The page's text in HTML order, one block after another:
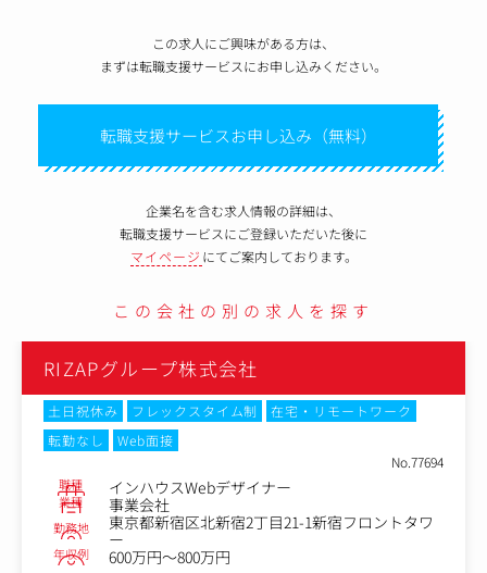
この求人にご興味がある方は、
まずは転職支援サービスにお申し込みください。
転職支援サービスお申し込み（無料）
企業名を含む求人情報の詳細は、
転職支援サービスにご登録いただいた後に
マイページ にてご案内しております。
この会社の別の求人を探す
RIZAPグループ株式会社
土日祝休み フレックスタイム制
在宅・リモートワーク
転勤なし
Web面接
No.77694
職種 インハウスWebデザイナー
業種 事業会社
勤務地
東京都新宿区北新宿2丁目21-1新宿フロントタワ
ー
年収例 600万円～800万円